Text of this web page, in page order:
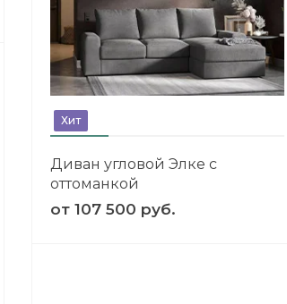
Хит
Диван угловой Элке с
оттоманкой
от 107 500 руб.